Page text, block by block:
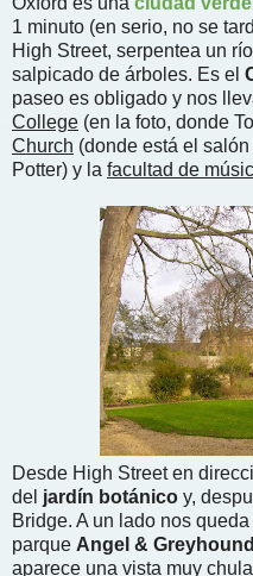
1 minuto (en serio, no se
High Street, serpentea un
salpicado de árboles. Es el
paseo es obligado y nos
College (en la foto, donde
Church (donde está el
Potter) y la facultad de
Desde High Street en
del jardín botánico y,
Bridge. A un lado nos
parque Angel &
aparece una vista muy